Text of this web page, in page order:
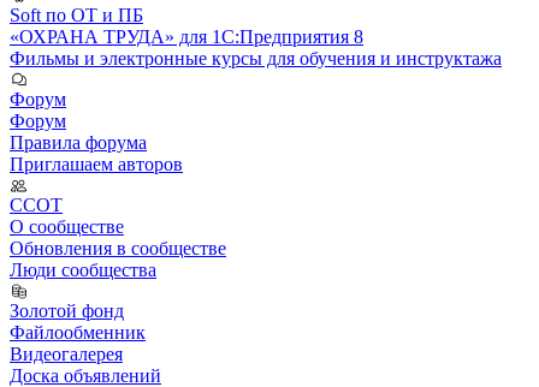
Soft по ОТ и ПБ
«ОХРАНА ТРУДА» для 1С:Предприятия 8
Фильмы и электронные курсы для обучения и инструктажа
Форум
Форум
Правила форума
Приглашаем авторов
ССОТ
О сообществе
Обновления в сообществе
Люди сообщества
Золотой фонд
Файлообменник
Видеогалерея
Доска объявлений